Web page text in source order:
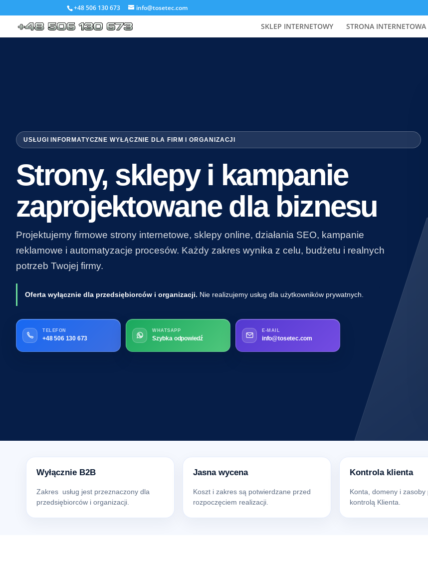
+48 506 130 673 info@tosetec.com
SKLEP INTERNETOWY STRONA INTERNETOWA
USŁUGI INFORMATYCZNE WYŁĄCZNIE DLA FIRM I ORGANIZACJI
Strony, sklepy i kampanie
zaprojektowane dla biznesu
Projektujemy firmowe strony internetowe, sklepy online, działania SEO, kampanie
reklamowe i automatyzacje procesów. Każdy zakres wynika z celu, budżetu i realnych
potrzeb Twojej firmy.
Oferta wyłącznie dla przedsiębiorców i organizacji. Nie realizujemy usług dla użytkowników prywatnych.
TELEFON
+48 506 130 673
WHATSAPP
Szybka odpowiedź
E-MAIL
info@tosetec.com
Wyłącznie B2B
Zakres usług jest przeznaczony dla
przedsiębiorców i organizacji.
Jasna wycena
Koszt i zakres są potwierdzane przed
rozpoczęciem realizacji.
Kontrola klienta
Konta, domeny i zasoby
kontrolą Klienta.